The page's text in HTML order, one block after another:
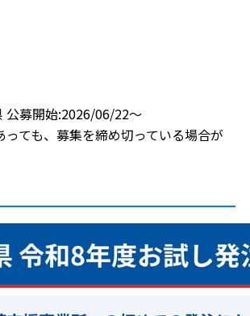
公募開始:2026/06/22～
ても、募集を締め切っている場合が